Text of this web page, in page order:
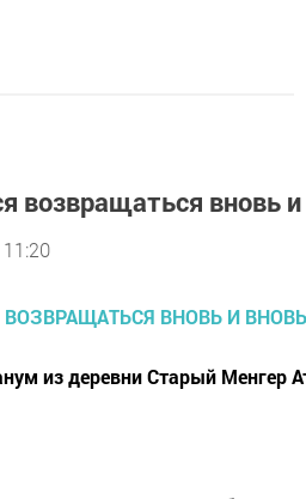
возвращаться вновь
из деревни Старый Менгер